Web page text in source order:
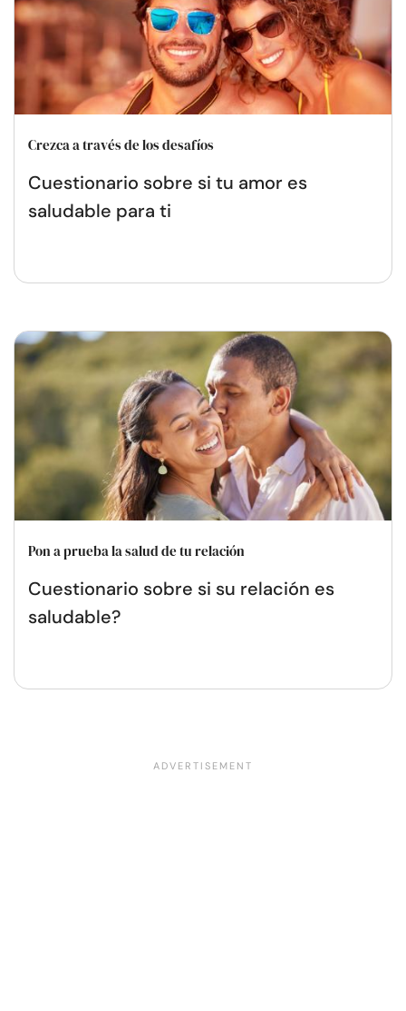
Crezca a través de los desafíos
Cuestionario sobre si tu amor es
saludable para ti
Pon a prueba la salud de tu relación
Cuestionario sobre si su relación es
saludable?